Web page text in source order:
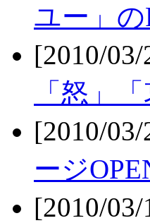
ユー」
[2010/
「怒」
[2010/
ージ
[2010/